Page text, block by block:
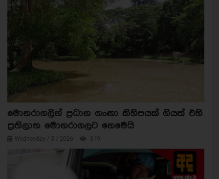
මොනරාගලින් ප්‍රධාන ගංඟා කිහිපයක් ගියත් එහි
ප්‍රතිලාභ මොනරාගලට නෙමෙයි
Wednesday / 5 / 2026 319